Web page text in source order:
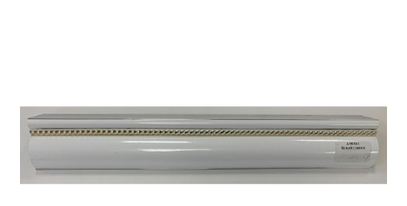
Обувь для дома и дачи
Акции